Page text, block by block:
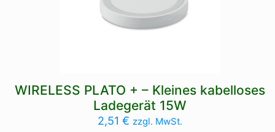
WIRELESS PLATO + – Kleines kabelloses
Ladegerät 15W
2,51€ zzgl. MwSt.